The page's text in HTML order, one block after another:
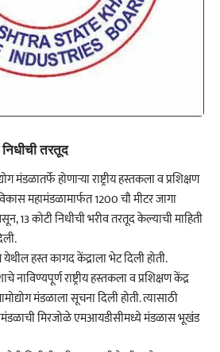
तरतूद
मंडळातर्फे होणाऱ्या राष्ट्रीय हस्तकला व प्रशिक्षण
महामंडळामार्फत 1200 चौ मीटर जागा
कोटी निधीची भरीव तरतूद केल्याची माहिती
हस्त कागद केंद्राला भेट दिली होती.
नाविण्यपूर्ण राष्ट्रीय हस्तकला व प्रशिक्षण केंद्र
मंडळाला सूचना दिली होती. त्यासाठी
मिरजोळे एमआयडीसीमध्ये मंडळास भूखंड